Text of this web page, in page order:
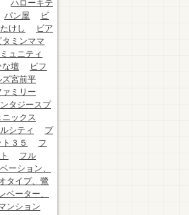
ハローキテ
パン屋
ビ
けし
ビア
タミンママ
ュニティ
な壇
ビフ
ズ宮前平
ァミリー
タジースプ
ニックス
シティ
プ
３５
フ
フル
ーション、
タイプ、鷺
ベーター、
ンション